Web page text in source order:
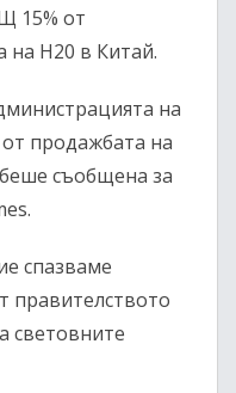
15% от
на H20 в Китай.
на
продажбата на
съобщена за
спазваме
правителството
световните